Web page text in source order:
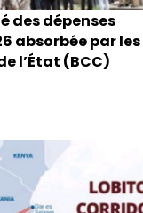
des dépenses
absorbée par les
l’État (BCC)